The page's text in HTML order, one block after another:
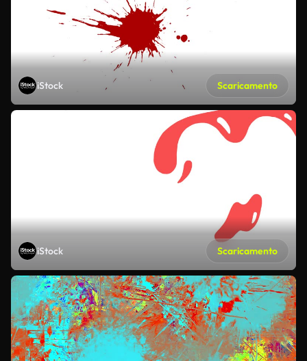
iStock Scaricamento
iStock Scaricamento